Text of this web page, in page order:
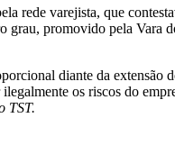
rede varejista, que
promovido pela Vara
diante da extensão
os riscos do
TST.